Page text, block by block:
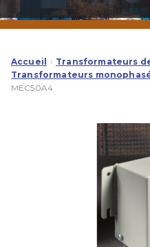
la
navigation
contenu
Accueil Transformateurs
Transformateurs
MEC50A4